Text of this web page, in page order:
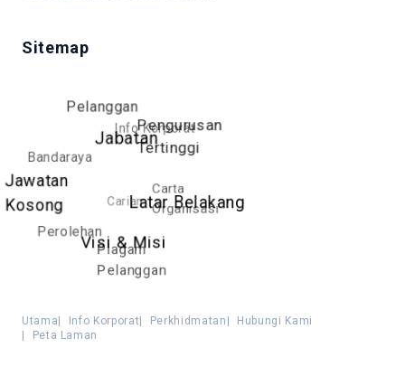
Sitemap
Latar Belakang
Visi & Misi
Piagam
Pelanggan
Carta
Organisasi
Pengurusan
Tertinggi
Jabatan
Jawatan
Kosong
Perolehan
Carian
Info Korporat
Pelanggan
Bandaraya
Utama Info Korporat Perkhidmatan
Hubungi Kami
Peta Laman